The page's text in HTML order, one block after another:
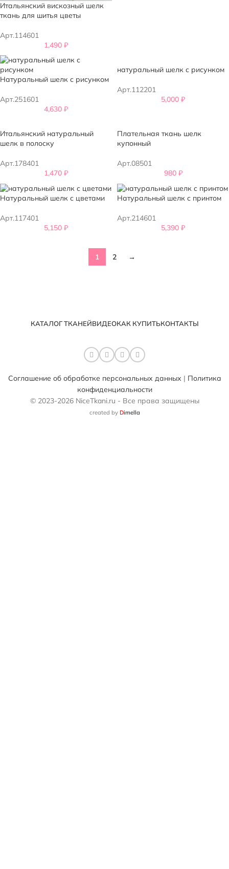
Итальянский вискозный шелк
ткань для шитья цветы
Арт.114601
1,490 ₽
Натуральный шелк с рисунком
Арт.251601
4,630 ₽
натуральный шелк с рисунком
Арт.112201
5,000 ₽
Итальянский натуральный
шелк в полоску
Арт.178401
1,470 ₽
Плательная ткань шелк
купонный
Арт.08501
980 ₽
Натуральный шелк с цветами
Арт.117401
5,150 ₽
Натуральный шелк с принтом
Арт.214601
5,390 ₽
1 2 →
КАТАЛОГ ТКАНЕЙВИДЕОКАК КУПИТЬКОНТАКТЫ
Соглашение об обработке персональных данных | Политика
конфиденциальности
© 2023-2026 NiceTkani.ru - Все права защищены
created by Dimella